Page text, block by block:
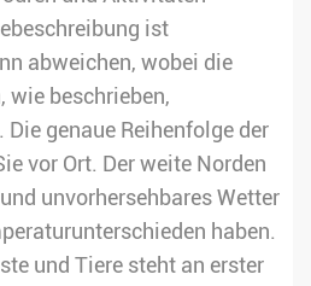
ist
abweichen, wobei die
wie beschrieben,
genaue Reihenfolge der
vor Ort. Der weite Norden
unvorhersehbares Wetter
haben.
und Tiere steht an erster